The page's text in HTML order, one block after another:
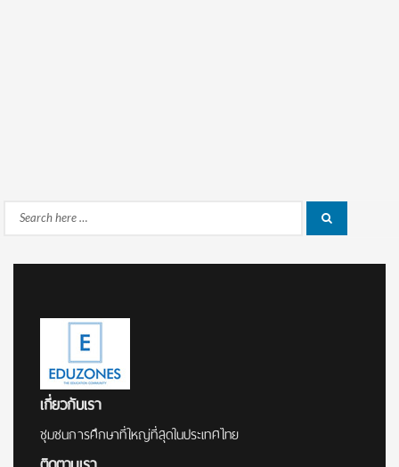
Search
เกี่ยวกับเรา
ชุมชนการศึกษาที่ใหญ่ที่สุดในประเทศไทย